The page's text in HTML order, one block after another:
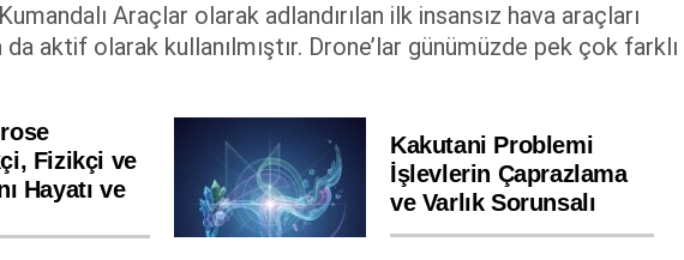
Araçlar olarak adlandırılan ilk insansız hava araçları
aktif olarak kullanılmıştır. Drone’lar günümüzde pek çok farklı
Fizikçi ve
Hayatı ve
Kakutani Problemi
İşlevlerin Çaprazlama
ve Varlık Sorunsalı